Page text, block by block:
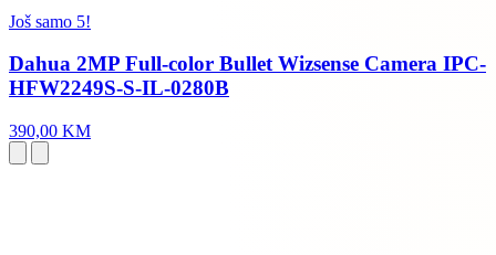
Još samo 5!
Dahua 2MP Full-color Bullet Wizsense Camera IPC-
HFW2249S-S-IL-0280B
390,00 KM